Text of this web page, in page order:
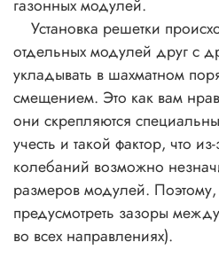
газонных модулей.
Установка решетки
отдельных модулей друг с
укладывать в шахматном
смещением. Это как вам
они скрепляются
учесть и такой фактор, что
колебаний возможно
размеров модулей.
предусмотреть зазоры
во всех направлениях).